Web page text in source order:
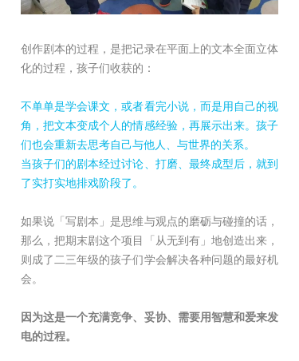
创作剧本的过程，是把记录在平面上的文本全面立体
化的过程，孩子们收获的：
不单单是学会课文，或者看完小说，而是用自己的视
角，把文本变成个人的情感经验，再展示出来。孩子
们也会重新去思考自己与他人、与世界的关系。
当孩子们的剧本经过讨论、打磨、最终成型后，就到
了实打实地排戏阶段了。
如果说「写剧本」是思维与观点的磨砺与碰撞的话，
那么，把期末剧这个项目「从无到有」地创造出来，
则成了二三年级的孩子们学会解决各种问题的最好机
会。
因为这是一个充满竞争、妥协、需要用智慧和爱来发
电的过程。